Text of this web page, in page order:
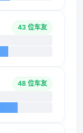
43 位车友
48 位车友